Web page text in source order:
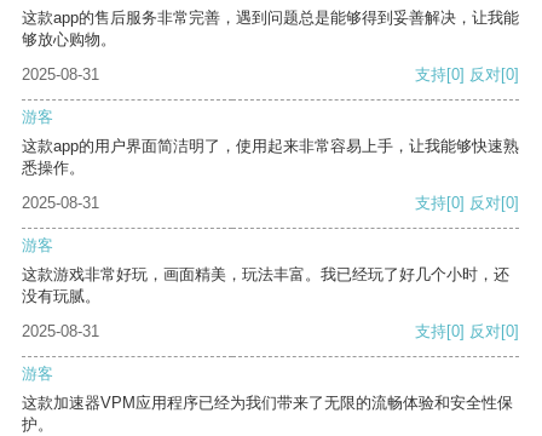
这款app的售后服务非常完善，遇到问题总是能够得到妥善解决，让我能
够放心购物。
2025-08-31
支持[0] 反对[0]
游客
这款app的用户界面简洁明了，使用起来非常容易上手，让我能够快速熟
悉操作。
2025-08-31
支持[0] 反对[0]
游客
这款游戏非常好玩，画面精美，玩法丰富。我已经玩了好几个小时，还
没有玩腻。
2025-08-31
支持[0] 反对[0]
游客
这款加速器VPM应用程序已经为我们带来了无限的流畅体验和安全性保
护。